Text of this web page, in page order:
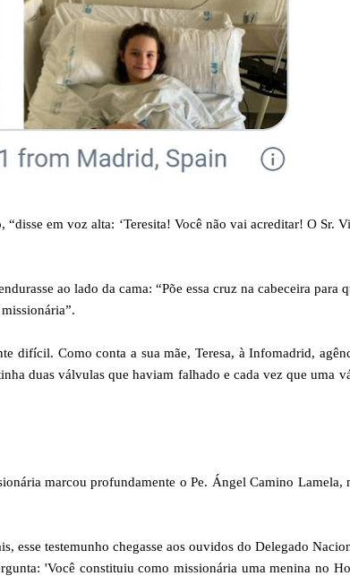
em voz alta: ‘Teresita! Você não vai acreditar! O Sr.
ao lado da cama: “Põe essa cruz na cabeceira para
difícil. Como conta a sua mãe, Teresa, à Infomadrid,
duas válvulas que haviam falhado e cada vez que uma
marcou profundamente o Pe. Ángel Camino Lamela,
esse testemunho chegasse aos ouvidos do Delegado
'Você constituiu como missionária uma menina no